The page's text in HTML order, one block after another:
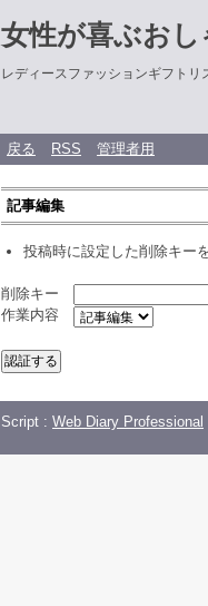
女性が喜ぶお
レディースファッションギフトリ
戻る RSS 管理者用
記事編集
投稿時に設定した削除キー
削除キー
作業内容
Script : Web Diary Professional